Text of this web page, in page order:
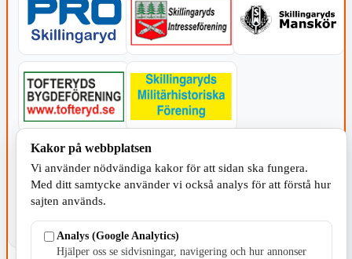
KOMMUNEN
Kakor på webbplatsen
Vi använder nödvändiga kakor för att sidan ska fungera.
Med ditt samtycke använder vi också analys för att förstå hur
sajten används.
Analys (Google Analytics)
Hjälper oss se sidvisningar, navigering och hur annonser